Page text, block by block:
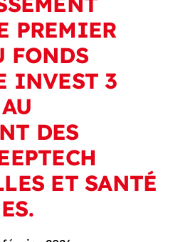
PREMIER
FONDS
INVEST 3
DES
ET SANTÉ